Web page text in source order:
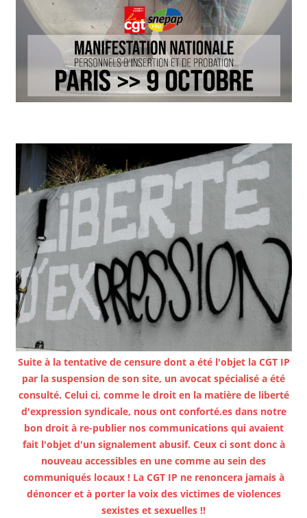
Suite à la tentative de censure dont a été l'objet la CGT IP
par la suspension de son site, un avocat spécialisé a été
consulté. Celui ci, comme le droit en la matière de liberté
d'expression syndicale, nous ont conforté.es dans notre
bon droit à re-publier nos communications qui avaient
fait l'objet d'un signalement abusif. Ceux ci sont donc à
nouveau accessibles en une comme au sein des
communiqués locaux ! La CGT IP ne renoncera jamais à
dénoncer et à porter la voix des victimes de violences
sexistes et sexuelles !!